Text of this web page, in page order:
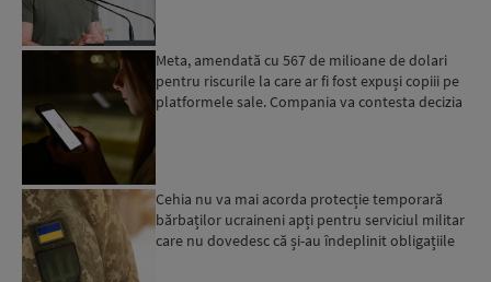
Meta, amendată cu 567 de milioane de dolari
pentru riscurile la care ar fi fost expuși copiii pe
platformele sale. Compania va contesta decizia
Cehia nu va mai acorda protecție temporară
bărbaților ucraineni apți pentru serviciul militar
care nu dovedesc că și-au îndeplinit obligațiile